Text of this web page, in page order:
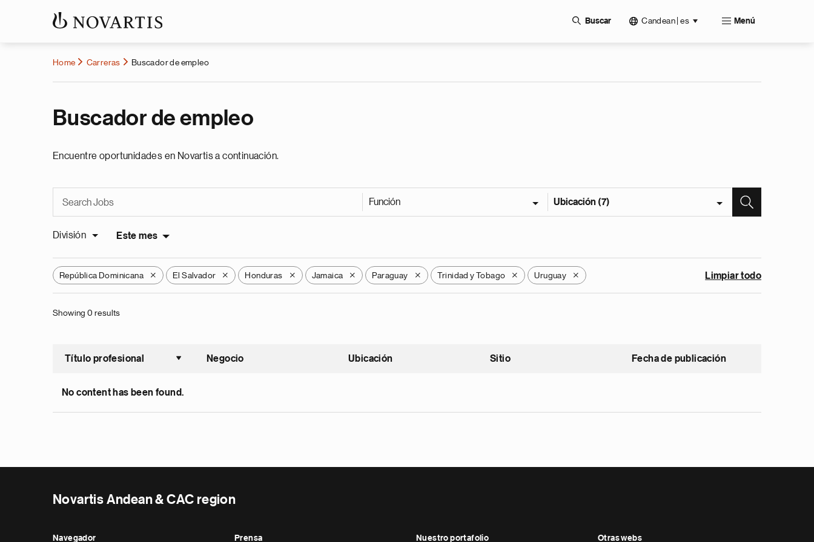
Buscar Candean | es Menú
Home Carreras Buscador de empleo
Buscador de empleo
Encuentre oportunidades en Novartis a continuación.
Función Ubicación (7)
División Este mes
República Dominicana X El Salvador X Honduras X Jamaica X Paraguay X Trinidad y Tobago X Uruguay X Limpiar todo
Showing 0 results
Título profesional
Ordenar ascendente
Negocio Ubicación Sitio Fecha de publicación
No content has been found.
Novartis Andean & CAC region
Navegador Prensa Nuestro portafolio Otras webs